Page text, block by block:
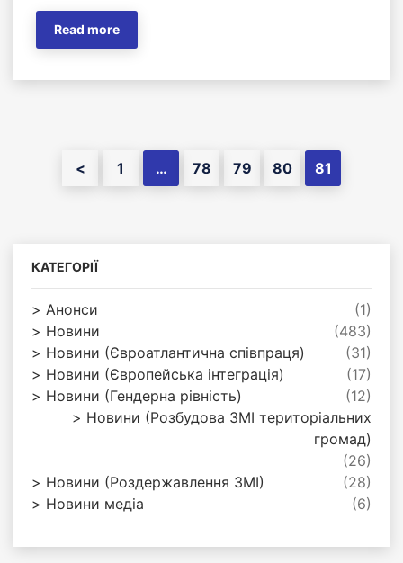
Read more
< 1 … 78 79 80 81
КАТЕГОРІЇ
Анонси
(1)
Новини
(483)
Новини (Євроатлантична співпраця)
(31)
Новини (Європейська інтеграція)
(17)
Новини (Гендерна рівність)
(12)
Новини (Розбудова ЗМІ територіальних
громад)
(26)
Новини (Роздержавлення ЗМІ)
(28)
Новини медіа
(6)